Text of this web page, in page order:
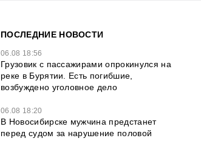
ПОСЛЕДНИЕ НОВОСТИ
06.08 18:56
Грузовик с пассажирами опрокинулся на
реке в Бурятии. Есть погибшие,
возбуждено уголовное дело
06.08 18:20
В Новосибирске мужчина предстанет
перед судом за нарушение половой